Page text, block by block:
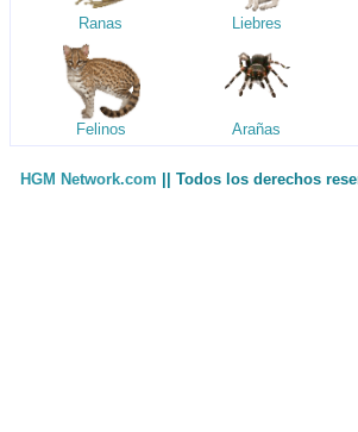
Ranas Liebres
Felinos Arañas
HGM Network.com || Todos los derechos